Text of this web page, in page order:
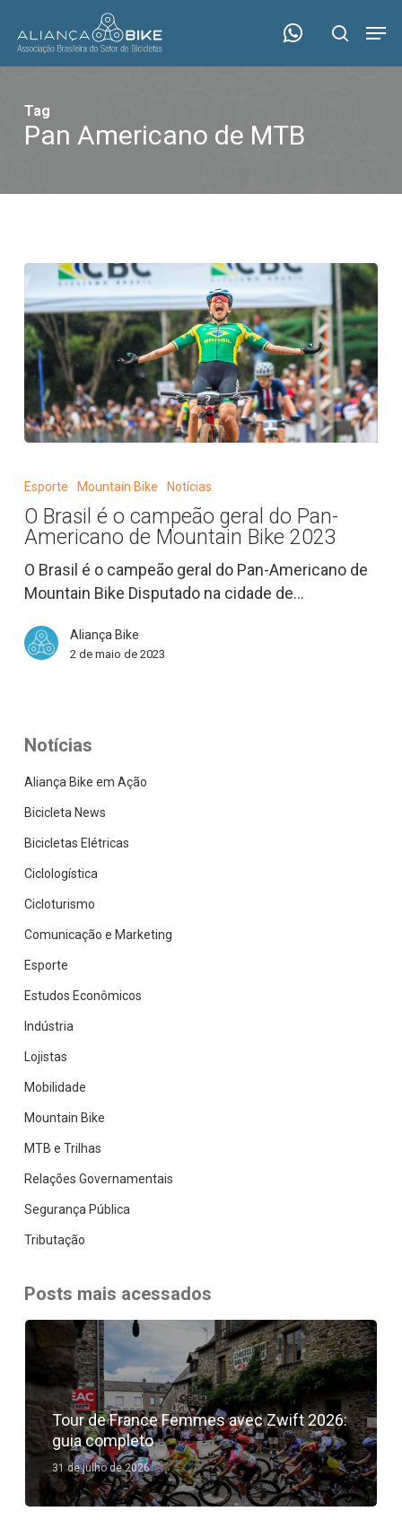
main
search
Tag
Pan Americano de MTB
Brasil
o
campeão
geral
do
Americano
de
2023
Esporte Mountain Bike Notícias
O Brasil é o campeão geral do Pan-
Americano de Mountain Bike 2023
O Brasil é o campeão geral do Pan-Americano de
Mountain Bike Disputado na cidade de…
Aliança Bike
2 de maio de 2023
Notícias
Aliança Bike em Ação
Bicicleta News
Bicicletas Elétricas
Ciclologística
Cicloturismo
Comunicação e Marketing
Esporte
Estudos Econômicos
Indústria
Lojistas
Mobilidade
Mountain Bike
MTB e Trilhas
Relações Governamentais
Segurança Pública
Tributação
Posts mais acessados
Tour de France Femmes avec Zwift 2026:
guia completo
31 de julho de 2026